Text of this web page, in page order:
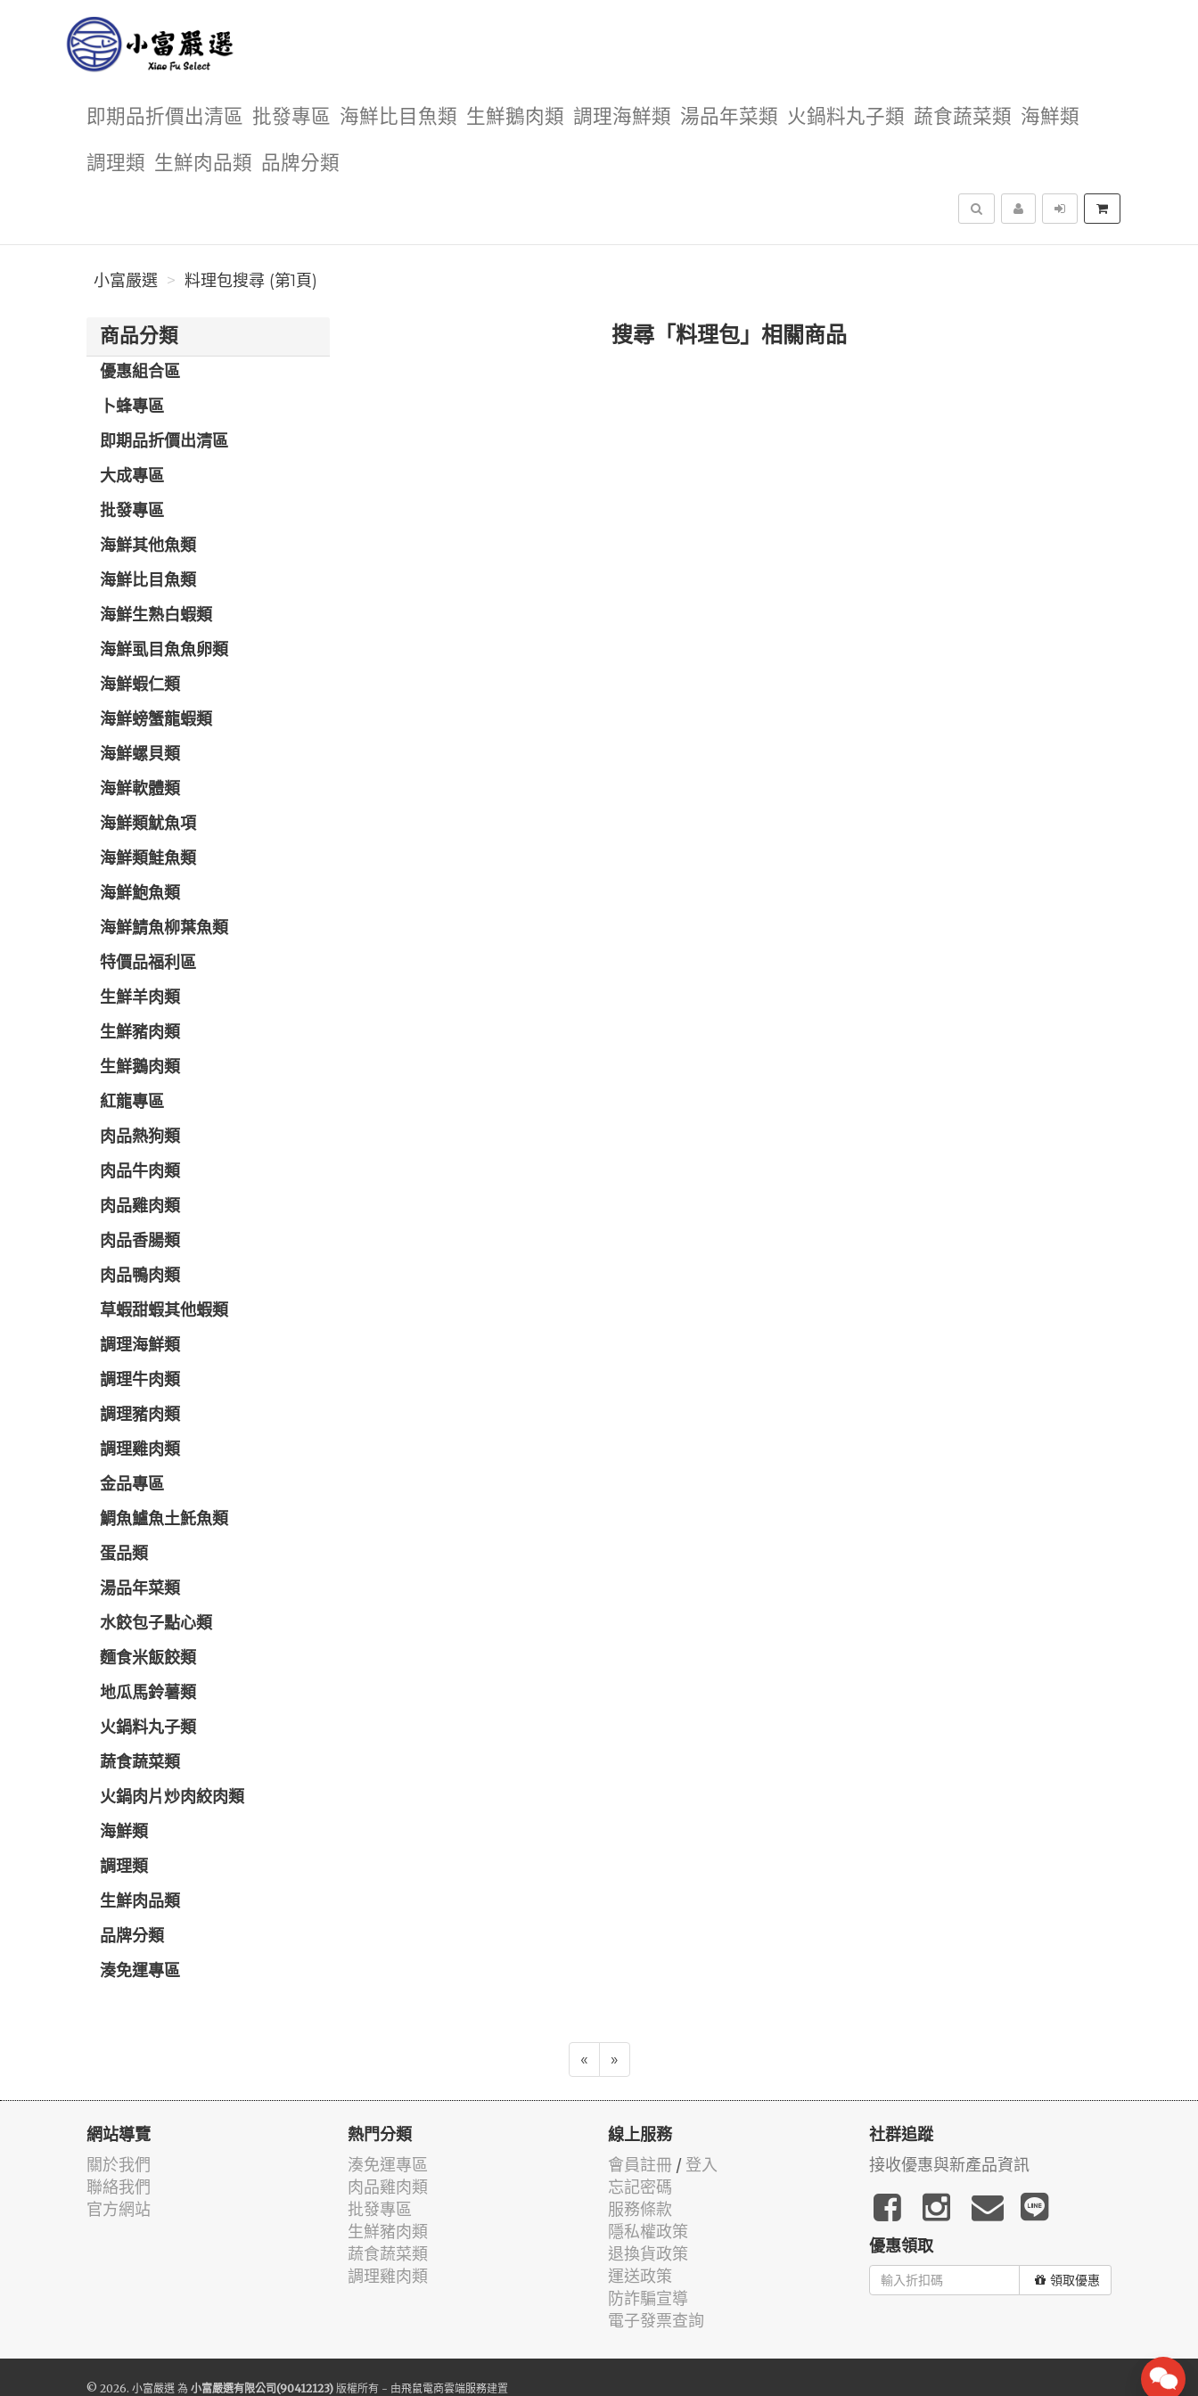
即期品折價出清區 批發專區 海鮮比目魚類 生鮮鵝肉類 調理海鮮類 湯品年菜類 火鍋料丸子類 蔬食蔬菜類 海鮮類
調理類 生鮮肉品類 品牌分類
搜尋
小富嚴選 料理包搜尋 (第1頁)
商品分類
優惠組合區
卜蜂專區
即期品折價出清區
大成專區
批發專區
海鮮其他魚類
海鮮比目魚類
海鮮生熟白蝦類
海鮮虱目魚魚卵類
海鮮蝦仁類
海鮮螃蟹龍蝦類
海鮮螺貝類
海鮮軟體類
海鮮類魷魚項
海鮮類鮭魚類
海鮮鮑魚類
海鮮鯖魚柳葉魚類
特價品福利區
生鮮羊肉類
生鮮豬肉類
生鮮鵝肉類
紅龍專區
肉品熱狗類
肉品牛肉類
肉品雞肉類
肉品香腸類
肉品鴨肉類
草蝦甜蝦其他蝦類
調理海鮮類
調理牛肉類
調理豬肉類
調理雞肉類
金品專區
鯛魚鱸魚土魠魚類
蛋品類
湯品年菜類
水餃包子點心類
麵食米飯餃類
地瓜馬鈴薯類
火鍋料丸子類
蔬食蔬菜類
火鍋肉片炒肉絞肉類
海鮮類
調理類
生鮮肉品類
品牌分類
湊免運專區
搜尋「料理包」相關商品
« »
網站導覽
關於我們
聯絡我們
官方網站
熱門分類
湊免運專區
肉品雞肉類
批發專區
生鮮豬肉類
蔬食蔬菜類
調理雞肉類
線上服務
會員註冊 / 登入
忘記密碼
服務條款
隱私權政策
退換貨政策
運送政策
防詐騙宣導
電子發票查詢
社群追蹤
接收優惠與新產品資訊
優惠領取
領取優惠
© 2026. 小富嚴選 為 小富嚴選有限公司(90412123) 版權所有 - 由飛鼠電商雲端服務建置